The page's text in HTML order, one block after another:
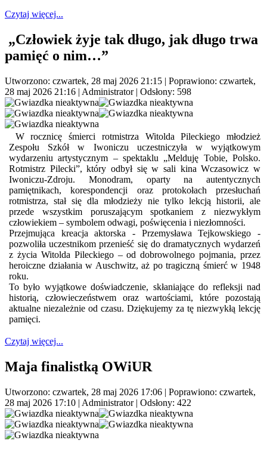
Czytaj więcej...
„Człowiek żyje tak długo, jak długo trwa
pamięć o nim…”
Utworzono: czwartek, 28 maj 2026 21:15 | Poprawiono: czwartek,
28 maj 2026 21:16 | Administrator| Odsłony: 598
W rocznicę śmierci rotmistrza Witolda Pileckiego młodzież
Zespołu Szkół w Iwoniczu uczestniczyła w wyjątkowym
wydarzeniu artystycznym – spektaklu „Melduję Tobie, Polsko.
Rotmistrz Pilecki”, który odbył się w sali kina Wczasowicz w
Iwoniczu-Zdroju. Monodram, oparty na autentycznych
pamiętnikach, korespondencji oraz protokołach przesłuchań
rotmistrza, stał się dla młodzieży nie tylko lekcją historii, ale
przede wszystkim poruszającym spotkaniem z niezwykłym
człowiekiem – symbolem odwagi, poświęcenia i niezłomności.
Przejmująca kreacja aktorska - Przemysława Tejkowskiego -
pozwoliła uczestnikom przenieść się do dramatycznych wydarzeń
z życia Witolda Pileckiego – od dobrowolnego pojmania, przez
heroiczne działania w Auschwitz, aż po tragiczną śmierć w 1948
roku.
To było wyjątkowe doświadczenie, skłaniające do refleksji nad
historią, człowieczeństwem oraz wartościami, które pozostają
aktualne niezależnie od czasu. Dziękujemy za tę niezwykłą lekcję
pamięci.
Czytaj więcej...
Maja finalistką OWiUR
Utworzono: czwartek, 28 maj 2026 17:06 | Poprawiono: czwartek,
28 maj 2026 17:10 | Administrator| Odsłony: 422